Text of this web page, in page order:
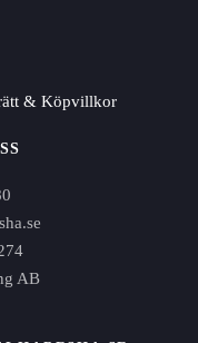
& Köpvillkor
AB